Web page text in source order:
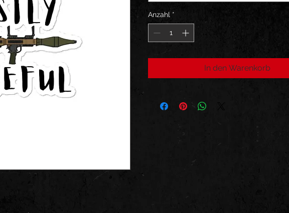
Anzahl *
In den Warenkorb